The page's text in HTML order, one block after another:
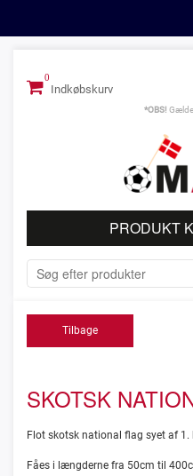
Indkøbskurv
*OBS!
PRODUKT
Tilbage
SKOTSK
Flot skotsk national flag syet af
Fåes i længderne fra 50cm til